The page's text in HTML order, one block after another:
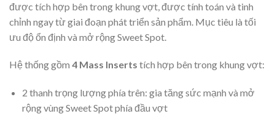
được tích hợp bên trong khung vợt, được tính toán và tinh
chỉnh ngay từ giai đoạn phát triển sản phẩm. Mục tiêu là tối
ưu độ ổn định và mở rộng Sweet Spot.
Hệ thống gồm 4 Mass Inserts tích hợp bên trong khung vợt:
2 thanh trọng lượng phía trên: gia tăng sức mạnh và mở
rộng vùng Sweet Spot phía đầu vợt